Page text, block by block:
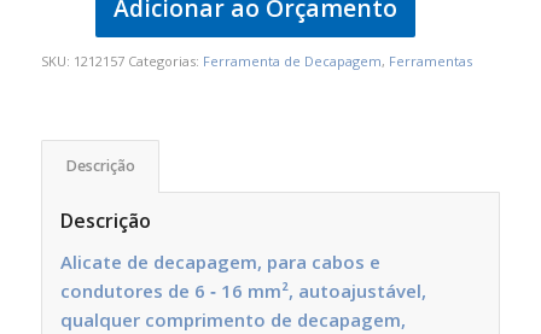
Adicionar ao Orçamento
SKU: 1212157 Categorias: Ferramenta de Decapagem, Ferramentas
Descrição
Descrição
Alicate de decapagem, para cabos e
condutores de 6 ‑ 16 mm², autoajustável,
qualquer comprimento de decapagem,